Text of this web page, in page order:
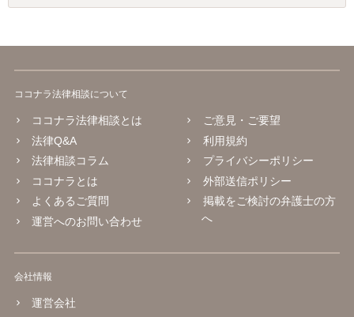
ココナラ法律相談について
ココナラ法律相談とは
法律Q&A
法律相談コラム
ココナラとは
よくあるご質問
運営へのお問い合わせ
ご意見・ご要望
利用規約
プライバシーポリシー
外部送信ポリシー
掲載をご検討の弁護士の方
へ
会社情報
運営会社